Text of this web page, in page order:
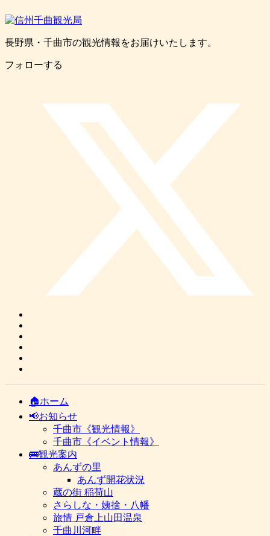
長野県・千曲市の観光情報をお届けいたします。
フォローする
🏠ホーム
📢お知らせ
千曲市《観光情報》
千曲市《イベント情報》
🚌観光案内
あんずの里
あんず開花状況
蔵の街 稲荷山
さらしな・姨捨・八幡
旅情 戸倉上山田温泉
千曲川河畔